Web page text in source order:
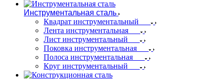
Инструментальная сталь
Квадрат инструментальный
Лента инструментальная
Лист инструментальный
Поковка инструментальная
Полоса инструментальная
Круг инструментальный